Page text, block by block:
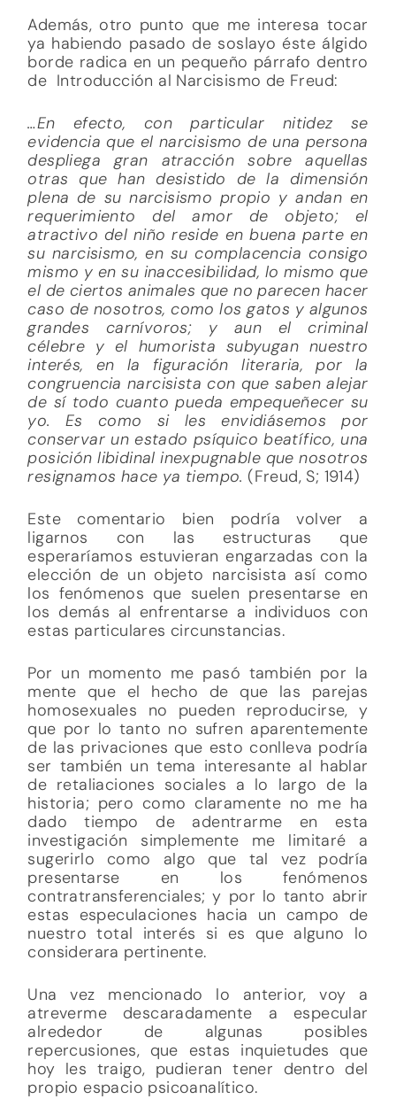
Además, otro punto que me interesa tocar
ya habiendo pasado de soslayo éste álgido
borde radica en un pequeño párrafo dentro
de Introducción al Narcisismo de Freud:
…En efecto, con particular nitidez se
evidencia que el narcisismo de una persona
despliega gran atracción sobre aquellas
otras que han desistido de la dimensión
plena de su narcisismo propio y andan en
requerimiento del amor de objeto; el
atractivo del niño reside en buena parte en
su narcisismo, en su complacencia consigo
mismo y en su inaccesibilidad, lo mismo que
el de ciertos animales que no parecen hacer
caso de nosotros, como los gatos y algunos
grandes carnívoros; y aun el criminal
célebre y el humorista subyugan nuestro
interés, en la figuración literaria, por la
congruencia narcisista con que saben alejar
de sí todo cuanto pueda empequeñecer su
yo. Es como si les envidiásemos por
conservar un estado psíquico beatífico, una
posición libidinal inexpugnable que nosotros
resignamos hace ya tiempo. (Freud, S; 1914)
Este comentario bien podría volver a
ligarnos con las estructuras que
esperaríamos estuvieran engarzadas con la
elección de un objeto narcisista así como
los fenómenos que suelen presentarse en
los demás al enfrentarse a individuos con
estas particulares circunstancias.
Por un momento me pasó también por la
mente que el hecho de que las parejas
homosexuales no pueden reproducirse, y
que por lo tanto no sufren aparentemente
de las privaciones que esto conlleva podría
ser también un tema interesante al hablar
de retaliaciones sociales a lo largo de la
historia; pero como claramente no me ha
dado tiempo de adentrarme en esta
investigación simplemente me limitaré a
sugerirlo como algo que tal vez podría
presentarse en los fenómenos
contratransferenciales; y por lo tanto abrir
estas especulaciones hacia un campo de
nuestro total interés si es que alguno lo
considerara pertinente.
Una vez mencionado lo anterior, voy a
atreverme descaradamente a especular
alrededor de algunas posibles
repercusiones, que estas inquietudes que
hoy les traigo, pudieran tener dentro del
propio espacio psicoanalítico.